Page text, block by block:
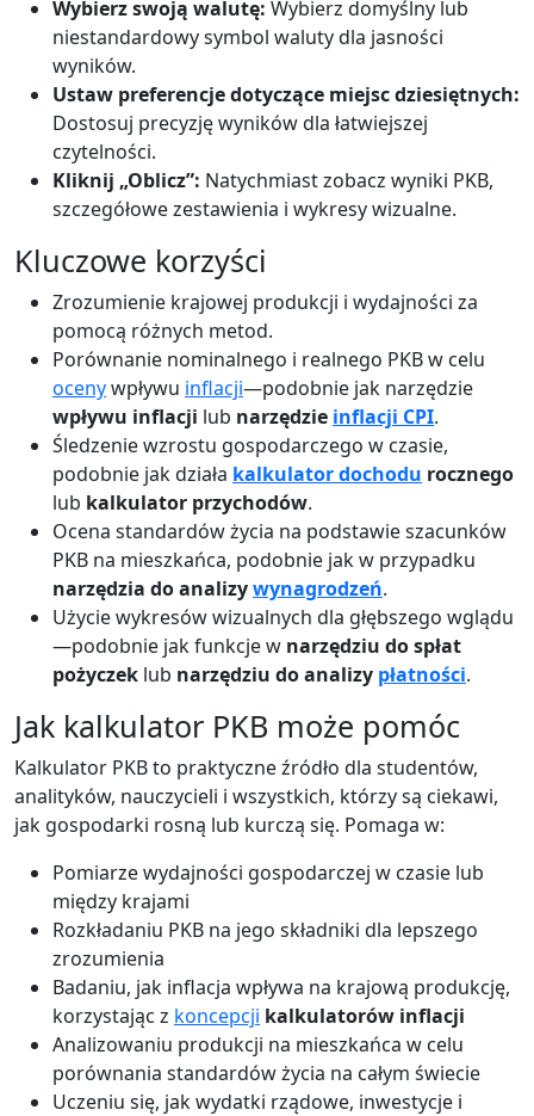
Wybierz swoją walutę: Wybierz domyślny lub
niestandardowy symbol waluty dla jasności
wyników.
Ustaw preferencje dotyczące miejsc dziesiętnych:
Dostosuj precyzję wyników dla łatwiejszej
czytelności.
Kliknij „Oblicz”: Natychmiast zobacz wyniki PKB,
szczegółowe zestawienia i wykresy wizualne.
Kluczowe korzyści
Zrozumienie krajowej produkcji i wydajności za
pomocą różnych metod.
Porównanie nominalnego i realnego PKB w celu
ocenywpływu inflacji—podobnie jak narzędzie
wpływu inflacji lub narzędzie inflacji CPI.
Śledzenie wzrostu gospodarczego w czasie,
podobnie jak działa kalkulator dochodu rocznego
lub kalkulator przychodów.
Ocena standardów życia na podstawie szacunków
PKB na mieszkańca, podobnie jak w przypadku
narzędzia do analizywynagrodzeń.
Użycie wykresów wizualnych dla głębszego wglądu
—podobnie jak funkcje w narzędziu do spłat
pożyczek lub narzędziu do analizy płatności.
Jak kalkulator PKB może pomóc
Kalkulator PKB to praktyczne źródło dla studentów,
analityków, nauczycieli i wszystkich, którzy są ciekawi,
jak gospodarki rosną lub kurczą się. Pomaga w:
Pomiarze wydajności gospodarczej w czasie lub
między krajami
Rozkładaniu PKB na jego składniki dla lepszego
zrozumienia
Badaniu, jak inflacja wpływa na krajową produkcję,
korzystając z koncepcji kalkulatorów inflacji
Analizowaniu produkcji na mieszkańca w celu
porównania standardów życia na całym świecie
Uczeniu się, jak wydatki rządowe, inwestycje i